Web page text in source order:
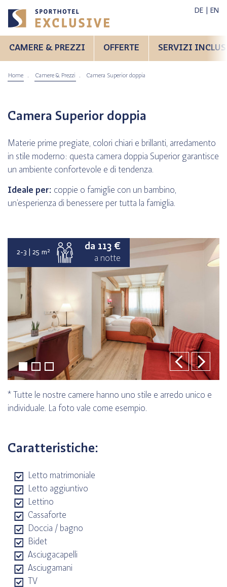
Inverno
Bici da
corsa
DE EN
CAMERE & PREZZI OFFERTE SERVIZI
Home Camere & Prezzi Camera Superior doppia
Camera Superior doppia
Materie prime pregiate, colori chiari e brillanti, arredamento
in stile moderno: questa camera doppia Superior garantisce
un ambiente confortevole e di tendenza.
Ideale per: coppie o famiglie con un bambino,
un’esperienza di benessere per tutta la famiglia.
2-3 | 25 m²
da 113 €
a notte
2-3 | 25 m²
da 113 €
a notte
2-3 | 25 m²
da 113 €
a notte
2-3 | 25 m²
da 113 €
a notte
2-3 | 25 m²
da 113 €
a notte
2-3 | 25 m²
da 113 €
a notte
2-3 | 25 m²
da 113 €
a notte
* Tutte le nostre camere hanno uno stile e arredo unico e
individuale. La foto vale come esempio.
Caratteristiche:
Letto matrimoniale
Letto aggiuntivo
Lettino
Cassaforte
Doccia / bagno
Bidet
Asciugacapelli
Asciugamani
TV